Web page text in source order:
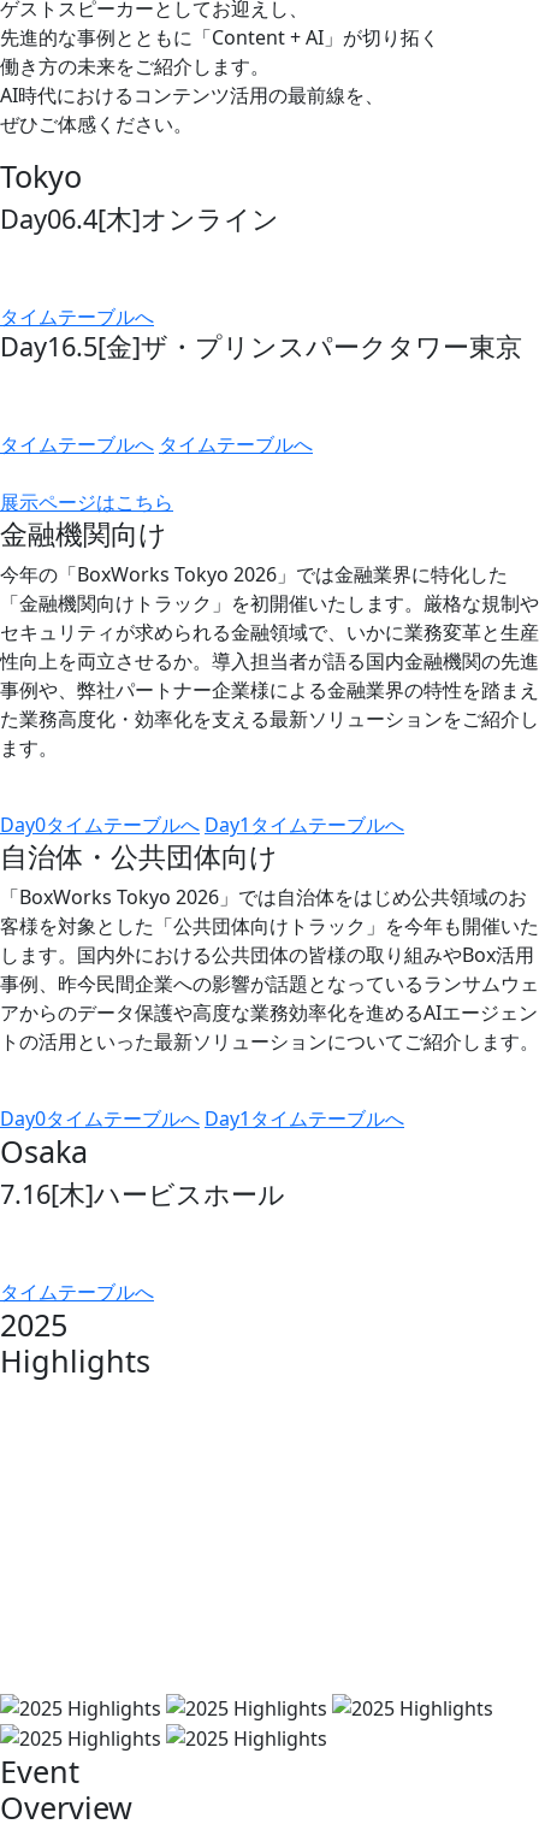
ゲストスピーカーとしてお迎えし、
先進的な事例とともに「Content + AI」が切り拓く
働き方の未来をご紹介します。
AI時代におけるコンテンツ活用の最前線を、
ぜひご体感ください。
Tokyo
Day06.4[木]オンライン
タイムテーブルへ
Day16.5[金]ザ・プリンスパークタワー東京
タイムテーブルへ タイムテーブルへ
展示ページはこちら
金融機関向け
今年の「BoxWorks Tokyo 2026」では金融業界に特化した
「金融機関向けトラック」を初開催いたします。厳格な規制や
セキュリティが求められる金融領域で、いかに業務変革と生産
性向上を両立させるか。導入担当者が語る国内金融機関の先進
事例や、弊社パートナー企業様による金融業界の特性を踏まえ
た業務高度化・効率化を支える最新ソリューションをご紹介し
ます。
Day0タイムテーブルへ Day1タイムテーブルへ
自治体・公共団体向け
「BoxWorks Tokyo 2026」では自治体をはじめ公共領域のお
客様を対象とした「公共団体向けトラック」を今年も開催いた
します。国内外における公共団体の皆様の取り組みやBox活用
事例、昨今民間企業への影響が話題となっているランサムウェ
アからのデータ保護や高度な業務効率化を進めるAIエージェン
トの活用といった最新ソリューションについてご紹介します。
Day0タイムテーブルへ Day1タイムテーブルへ
Osaka
7.16[木]ハービスホール
タイムテーブルへ
2025
Highlights
Event
Overview